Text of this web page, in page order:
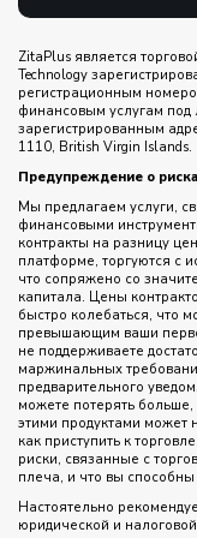
ZitaPlus является
Technology
регистрационным
финансовым услугам
зарегистрированным
1110, British Virgin Islands.
Предупреждение о
Мы предлагаем услуги,
финансовыми
контракты на разницу
платформе, торгуются с
что сопряжено со
капитала. Цены
быстро колебаться, что
превышающим ваши
не поддерживаете
маржинальных
предварительного
можете потерять
этими продуктами может
как приступить к
риски, связанные с
плеча, и что вы
Настоятельно
юридической и